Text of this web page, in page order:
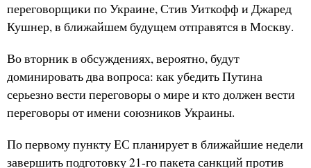
переговорщики по Украине, Стив Уиткофф и Джаред
Кушнер, в ближайшем будущем отправятся в Москву.
Во вторник в обсуждениях, вероятно, будут
доминировать два вопроса: как убедить Путина
серьезно вести переговоры о мире и кто должен вести
переговоры от имени союзников Украины.
По первому пункту ЕС планирует в ближайшие недели
завершить подготовку 21-го пакета санкций против